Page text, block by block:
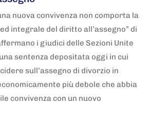
nuova convivenza non comporta la
integrale del diritto all’assegno” di
i giudici delle Sezioni Unite
sentenza depositata oggi in cui
sull’assegno di divorzio in
più debole che abbia
convivenza con un nuovo